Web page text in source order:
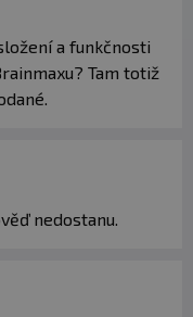
a funkčnosti
Tam totiž
nedostanu.